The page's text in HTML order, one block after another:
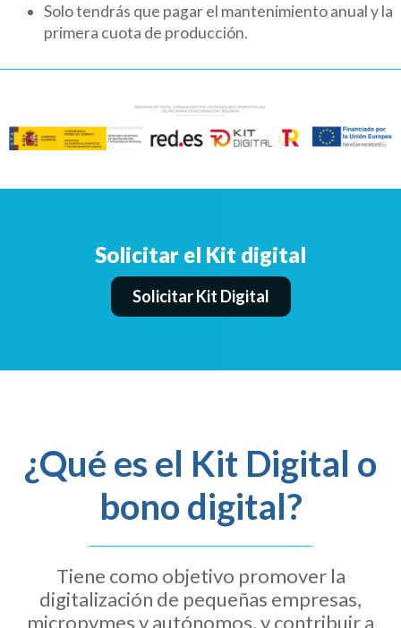
Solo tendrás que pagar el mantenimiento anual y la
primera cuota de producción.
Solicitar el Kit digital
Solicitar Kit Digital
¿Qué es el Kit Digital o
bono digital?
Tiene como objetivo promover la
digitalización de pequeñas empresas,
micropymes y autónomos, y contribuir a